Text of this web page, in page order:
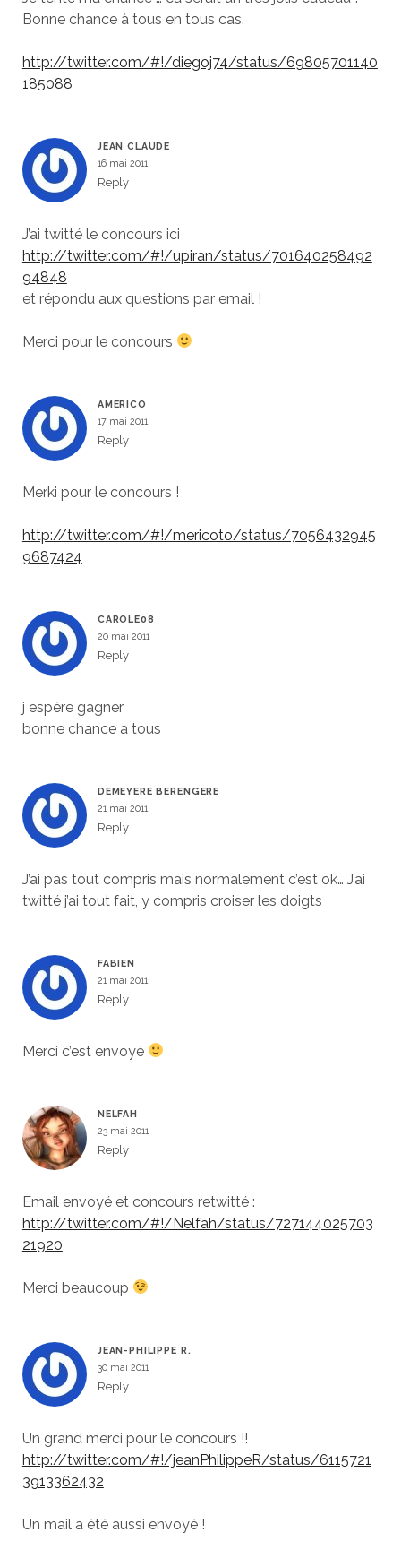
Bonne chance à tous en tous cas.
http://twitter.com/#!/diegoj74/status/69805701140
185088
JEAN CLAUDE
16 mai 2011
Reply
J’ai twitté le concours ici
http://twitter.com/#!/upiran/status/701640258492
94848
et répondu aux questions par email !
Merci pour le concours
AMERICO
17 mai 2011
Reply
Merki pour le concours !
http://twitter.com/#!/mericoto/status/7056432945
9687424
CAROLE08
20 mai 2011
Reply
j espère gagner
bonne chance a tous
DEMEYERE BERENGERE
21 mai 2011
Reply
J’ai pas tout compris mais normalement c’est ok… J’ai
twitté j’ai tout fait, y compris croiser les doigts
FABIEN
21 mai 2011
Reply
Merci c’est envoyé
NELFAH
23 mai 2011
Reply
Email envoyé et concours retwitté :
http://twitter.com/#!/Nelfah/status/727144025703
21920
Merci beaucoup
JEAN-PHILIPPE R.
30 mai 2011
Reply
Un grand merci pour le concours !!
http://twitter.com/#!/jeanPhilippeR/status/6115721
3913362432
Un mail a été aussi envoyé !